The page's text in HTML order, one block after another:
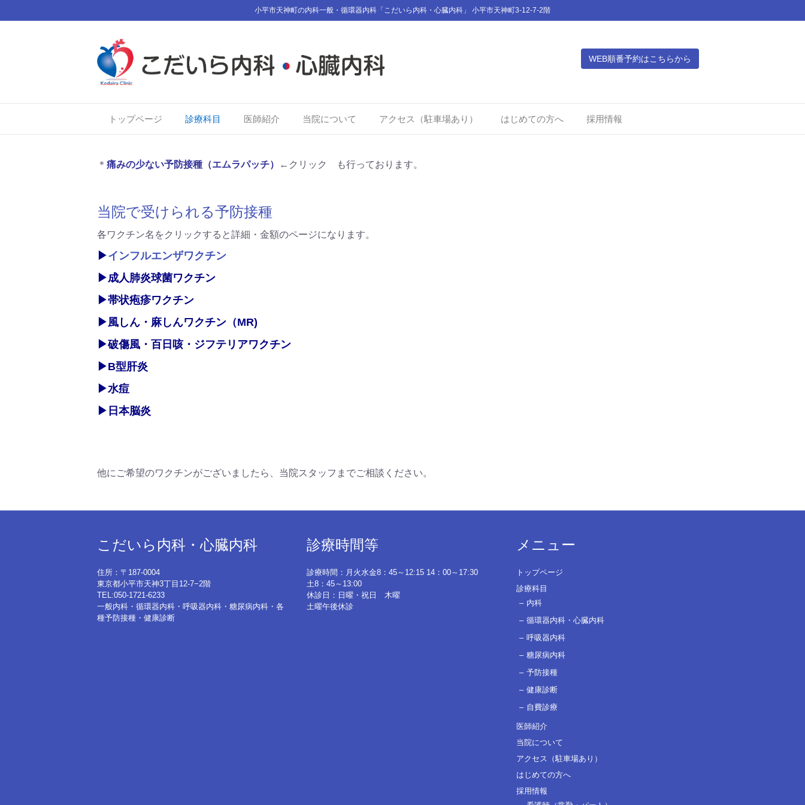
小平市天神町の内科一般・循環器内科「こだいら内科・心臓内科」 小平市天神町3-12-7-2階
WEB順番予約はこちらから
トップページ 診療科目 医師紹介 当院について アクセス（駐車場あり） はじめての方へ 採用情報
予防接種
＊ 痛みの少ない予防接種（エムラパッチ） ←クリック も行っております。
当院で受けられる予防接種
各ワクチン名をクリックすると詳細・金額のページになります。
▶インフルエンザワクチン
▶成人肺炎球菌ワクチン
▶帯状疱疹ワクチン
▶風しん・麻しんワクチン（MR)
▶破傷風・百日咳・ジフテリアワクチン
▶B型肝炎
▶水痘
▶日本脳炎
他にご希望のワクチンがございましたら、当院スタッフまでご相談ください。
こだいら内科・心臓内科
住所：〒187-0004
東京都小平市天神3丁目12-7−2階
TEL:050-1721-6233
一般内科・循環器内科・呼吸器内科・糖尿病内科・各
種予防接種・健康診断
診療時間等
診療時間：月火水金8：45～12:15 14：00～17:30
土8：45～13:00
休診日：日曜・祝日 木曜
土曜午後休診
メニュー
トップページ
診療科目
内科
循環器内科・心臓内科
呼吸器内科
糖尿病内科
予防接種
健康診断
自費診療
医師紹介
当院について
アクセス（駐車場あり）
はじめての方へ
採用情報